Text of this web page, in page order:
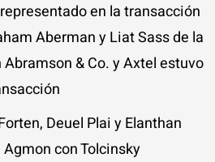
en la transacción
Aberman y Liat Sass de la
& Co. y Axtel estuvo
Deuel Plai y Elanthan
con Tolcinsky.